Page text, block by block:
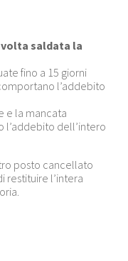
volta saldata la
fino a 15 giorni
l’addebito
e la mancata
l’addebito dell’intero
posto cancellato
restituire l’intera